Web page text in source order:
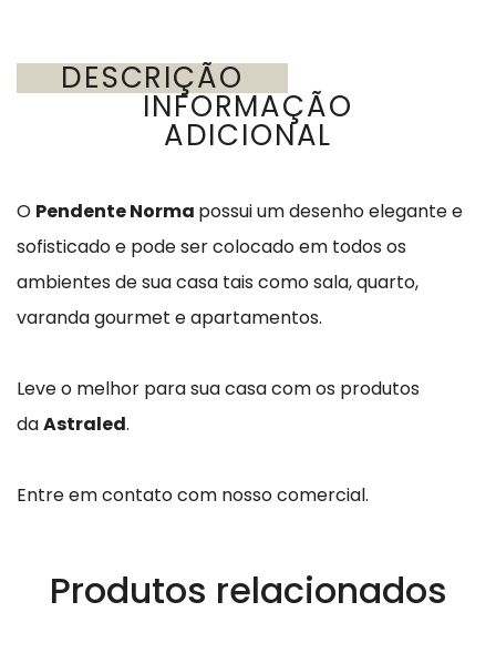
DESCRIÇÃO
INFORMAÇÃO
ADICIONAL
O Pendente Norma possui um desenho elegante e
sofisticado e pode ser colocado em todos os
ambientes de sua casa tais como sala, quarto,
varanda gourmet e apartamentos.
Leve o melhor para sua casa com os produtos
daAstraled.
Entre em contato com nosso comercial.
Produtos relacionados